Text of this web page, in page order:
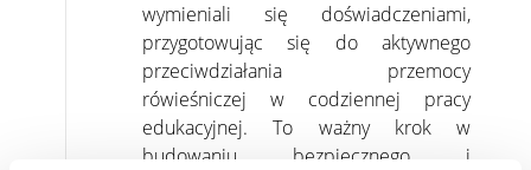
wymieniali się doświadczeniami,
przygotowując się do aktywnego
przeciwdziałania przemocy
rówieśniczej w codziennej pracy
edukacyjnej. To ważny krok w
budowaniu bezpiecznego i